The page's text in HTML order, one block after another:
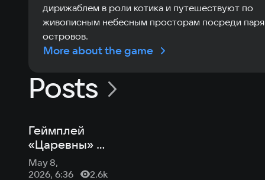
дирижаблем в роли котика и путешествуют по
живописным небесным просторам посреди
островов.
More about the game
Posts
Геймплей
«Царевны» и
РКН про GTA:
новости
May 8,
2026, 6:36
2.6k